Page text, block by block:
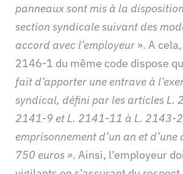
panneaux sont mis à la
section syndicale suivant des
accord avec l’employeur ». A
2146-1 du même code dispose
fait d’apporter une entrave à
syndical, défini par les articles L.
2141-9 et L. 2141-11 à L. 2143-
emprisonnement d’un an et d’une
750 euros ». Ainsi, l’employeur